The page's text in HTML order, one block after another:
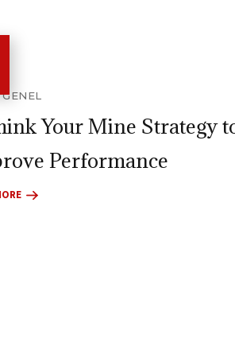
GENEL
Your Mine Strategy
Performance